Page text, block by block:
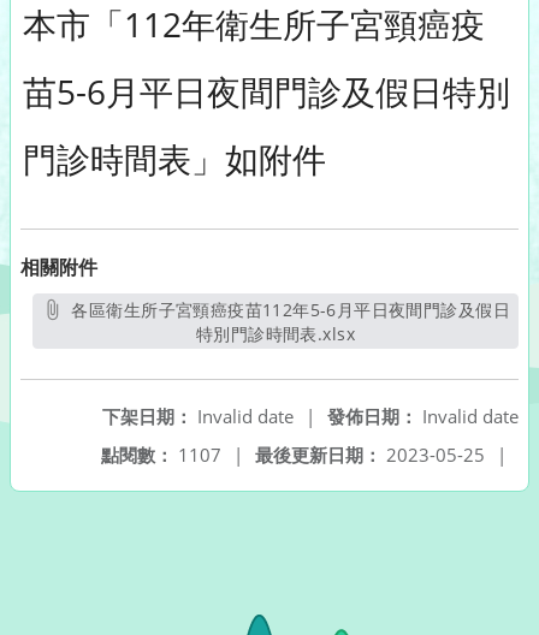
本市「112年衛生所子宮頸癌疫
苗5-6月平日夜間門診及假日特別
門診時間表」如附件
相關附件
各區衛生所子宮頸癌疫苗112年5-6月平日夜間門診及假日
特別門診時間表.xlsx另開新視窗
發佈日期： Invalid date
下架日期： Invalid date
|
最後更新日期： 2023-05-25 |
點閱數： 1107 |